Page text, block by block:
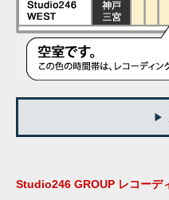
Studio246 GROUP レコーデ